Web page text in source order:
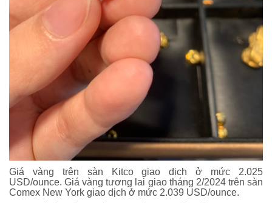
Giá vàng trên sàn Kitco giao dịch ở mức 2.025
USD/ounce. Giá vàng tương lai giao tháng 2/2024 trên sàn
Comex New York giao dịch ở mức 2.039 USD/ounce.